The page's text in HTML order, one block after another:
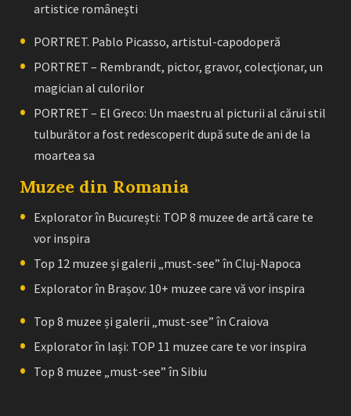
artistice româneşti
PORTRET. Pablo Picasso, artistul-capodoperă
PORTRET – Rembrandt, pictor, gravor, colecţionar, un
magician al culorilor
PORTRET – El Greco: Un maestru al picturii al cărui stil
tulburător a fost redescoperit după sute de ani de la
moartea sa
Muzee din Romania
Explorator în București: TOP 8 muzee de artă care te
vor inspira
Top 12 muzee și galerii „must-see” în Cluj-Napoca
Explorator în Brașov: 10+ muzee care vă vor inspira
Top 8 muzee și galerii „must-see” în Craiova
Explorator în Iași: TOP 11 muzee care te vor inspira
Top 8 muzee „must-see” în Sibiu